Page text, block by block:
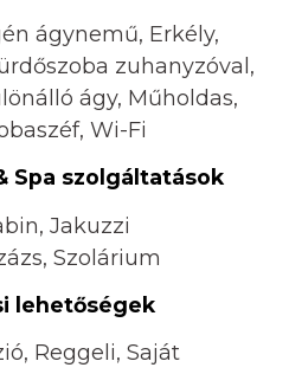
ágynemű, Erkély,
zuhanyzóval,
ágy, Műholdas,
Wi-Fi
Spa szolgáltatások
Jakuzzi
Szolárium
lehetőségek
Reggeli, Saját